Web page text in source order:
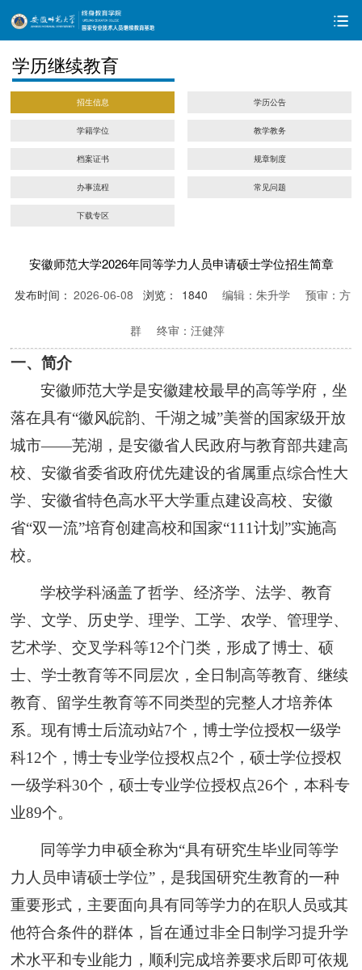
学历继续教育
招生信息 学历公告
学籍学位 教学教务
档案证书 规章制度
办事流程 常见问题
下载专区
安徽师范大学2026年同等学力人员申请硕士学位招生简章
发布时间： 2026-06-08 浏览： 1840 编辑：朱升学 预审：方
群 终审：汪健萍
一、简介
安徽师范大学是安徽建校最早的高等学府，坐
落在具有“徽风皖韵、千湖之城”美誉的国家级开放
城市——芜湖，是安徽省人民政府与教育部共建高
校、安徽省委省政府优先建设的省属重点综合性大
学、安徽省特色高水平大学重点建设高校、安徽
省“双一流”培育创建高校和国家“111计划”实施高
校。
学校学科涵盖了哲学、经济学、法学、教育
学、文学、历史学、理学、工学、农学、管理学、
艺术学、交叉学科等12个门类，形成了博士、硕
士、学士教育等不同层次，全日制高等教育、继续
教育、留学生教育等不同类型的完整人才培养体
系。现有博士后流动站7个，博士学位授权一级学
科12个，博士专业学位授权点2个，硕士学位授权
一级学科30个，硕士专业学位授权点26个，本科专
业89个。
同等学力申硕全称为“具有研究生毕业同等学
力人员申请硕士学位”，是我国研究生教育的一种
重要形式，主要面向具有同等学力的在职人员或其
他符合条件的群体，旨在通过非全日制学习提升学
术水平和专业能力，顺利完成培养要求后即可依规